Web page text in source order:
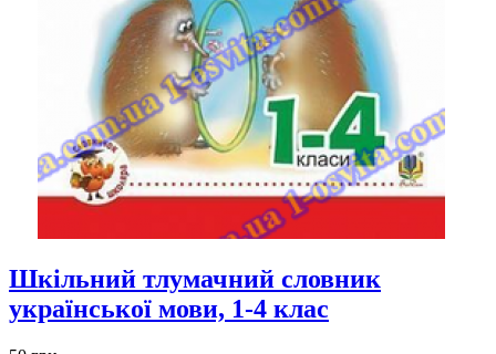
Шкільний тлумачний словник
української мови, 1-4 клас